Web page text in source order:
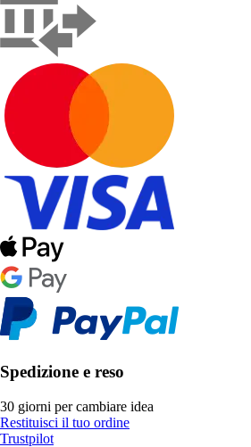
Spedizione e reso
30 giorni per cambiare idea
Restituisci il tuo ordine
Trustpilot